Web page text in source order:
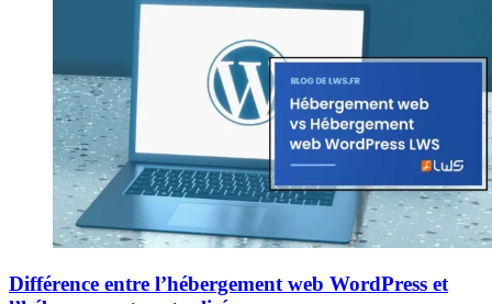
Différence entre l’hébergement web WordPress et